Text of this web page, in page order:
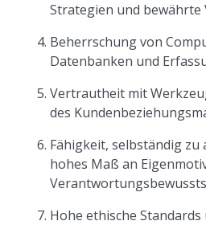
Strategien und bewährte
Beherrschung von
Datenbanken und
Vertrautheit mit
des
Fähigkeit, selbständig zu
hohes Maß an
Hohe ethische